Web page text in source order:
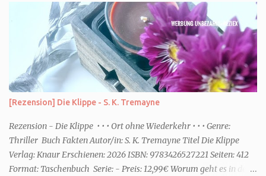
ausgepackt und aufgebaut. Eine Anleitung ist dabei, die enthält
aber nicht viele Informationen. Ob die Behälter in die
Spülmaschine dürfen oder ähnliches, habe ich dort jedenfalls nicht
entnehmen können. Rezepte gibt es über eine Art Flyer. Dort sind
Online ein paar Rezepte für die unterschiedlichsten Funktionen des
Gerätes. Für den Aufbau habe ich keine fünf Minuten benötigt. Die
Optik Die Optik ist nett. Sie erinnert mich von der Größe her an
eine Kaffeemaschine. Farblich ist sie dezent und passt zum Eis. Ich
würde sagen Retro meets Moderne. Das Bedienfeld hat eine ...
[Rezension] Die Klippe - S. K. Tremayne
Rezension - Die Klippe • • • Ort ohne Wiederkehr • • • Genre:
Thriller Buch Fakten Autor/in: S. K. Tremayne Titel Die Klippe
Verlag: Knaur Erschienen: 2026 ISBN: 9783426527221 Seiten: 412
Format: Taschenbuch Serie: - Preis: 12,99€ Worum geht es in dem